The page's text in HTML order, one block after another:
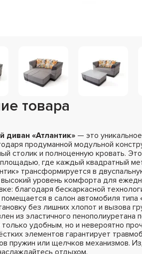
товара
диван «Атлантик» — это
продуманной модульной
столик и полноценную кровать.
где каждый квадратный
трансформируется в
уровень комфорта для
благодаря бескаркасной
в салон автомобиля
без лишних хлопот и вызова
из эластичного
удобным, но и невероятно
элементов гарантирует
пружин или щелчков механизмов.
отдыхом.